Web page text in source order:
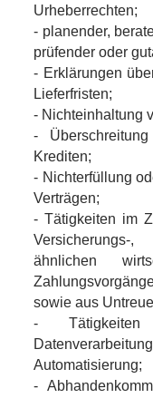
Urheberrechten;
- planender,
prüfender oder
- Erklärungen
Lieferfristen;
- Nichteinhaltung
-
Krediten;
- Nichterfüllung
Verträgen;
- Tätigkeiten im
ähnlichen
sowie aus
-
Automatisierung;
-